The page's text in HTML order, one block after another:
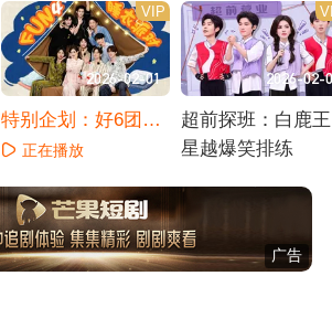
2026-02-01
VIP
特别企划：好6团全
家福大作战
正在播放
2026-02-
超前探班：白鹿王
星越爆笑排练
广告